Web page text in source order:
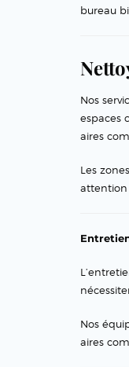
bureau
Nos
espaces
aires
Les
attention
Nos
aires